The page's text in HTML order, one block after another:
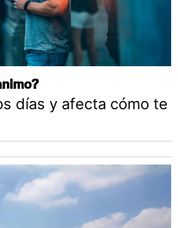
días y afecta cómo te